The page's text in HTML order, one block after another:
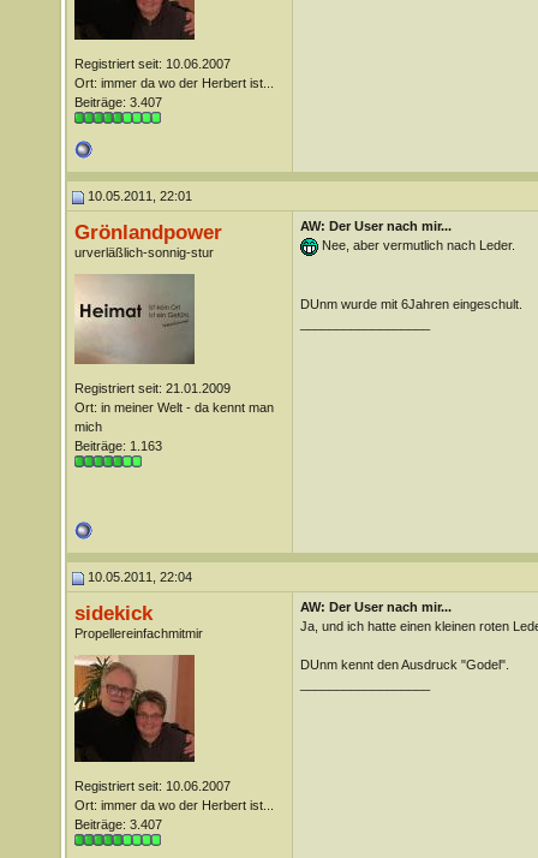
Registriert seit: 10.06.2007
Ort: immer da wo der Herbert ist...
Beiträge: 3.407
10.05.2011, 22:01
Grönlandpower
urverläßlich-sonnig-stur
Registriert seit: 21.01.2009
Ort: in meiner Welt - da kennt man
mich
Beiträge: 1.163
AW: Der User nach mir...
Nee, aber vermutlich nach Leder.
DUnm wurde mit 6Jahren eingeschult.
10.05.2011, 22:04
sidekick
Propellereinfachmitmir
Registriert seit: 10.06.2007
Ort: immer da wo der Herbert ist...
Beiträge: 3.407
AW: Der User nach mir...
Ja, und ich hatte einen kleinen roten
DUnm kennt den Ausdruck "Godel".